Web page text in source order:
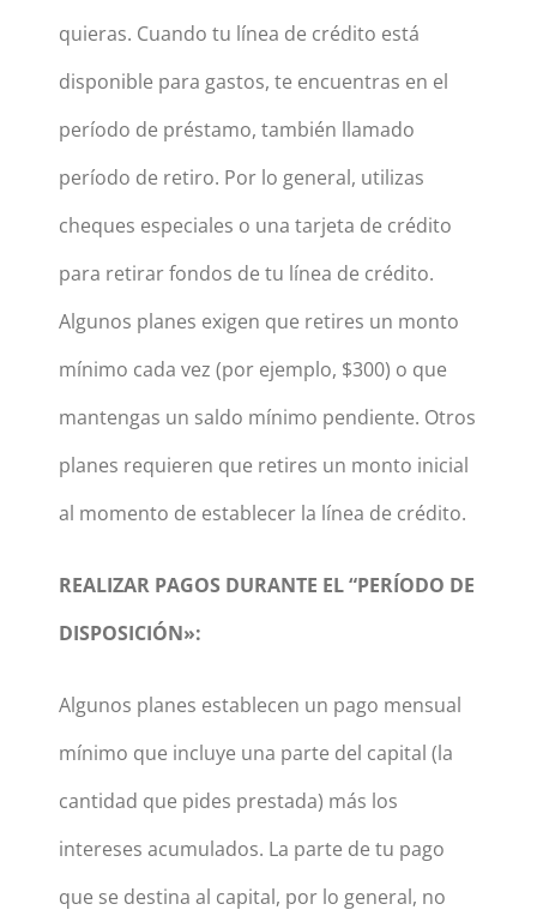
quieras. Cuando tu línea de crédito está
disponible para gastos, te encuentras en el
período de préstamo, también llamado
período de retiro. Por lo general, utilizas
cheques especiales o una tarjeta de crédito
para retirar fondos de tu línea de crédito.
Algunos planes exigen que retires un monto
mínimo cada vez (por ejemplo, $300) o que
mantengas un saldo mínimo pendiente. Otros
planes requieren que retires un monto inicial
al momento de establecer la línea de crédito.
REALIZAR PAGOS DURANTE EL “PERÍODO DE
DISPOSICIÓN»:
Algunos planes establecen un pago mensual
mínimo que incluye una parte del capital (la
cantidad que pides prestada) más los
intereses acumulados. La parte de tu pago
que se destina al capital, por lo general, no